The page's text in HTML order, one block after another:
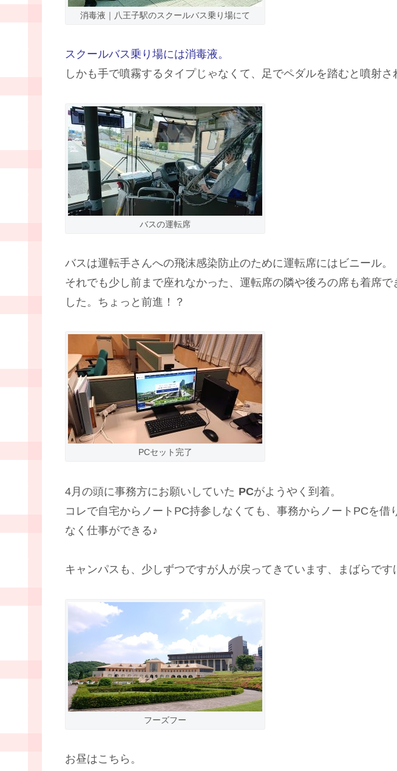
消毒液｜八王子駅のスクールバス乗り場にて
スクールバス乗り場には消毒液。
しかも手で噴霧するタイプじゃなくて、足でペダルを踏むと噴射さ
バスの運転席
バスは運転手さんへの飛沫感染防止のために運転席にはビニール。
それでも少し前まで座れなかった、運転席の隣や後ろの席も着席で
した。ちょっと前進！？
PCセット完了
4月の頭に事務方にお願いしていた PCがようやく到着。
コレで自宅からノートPC持参しなくても、事務からノートPCを借
なく仕事ができる♪
キャンパスも、少しずつですが人が戻ってきています、まばらです
フーズフー
お昼はこちら。